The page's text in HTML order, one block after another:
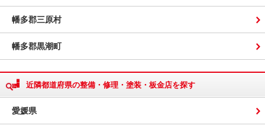
幡多郡三原村
幡多郡黒潮町
近隣都道府県の整備・修理・塗装・板金店を探す
愛媛県